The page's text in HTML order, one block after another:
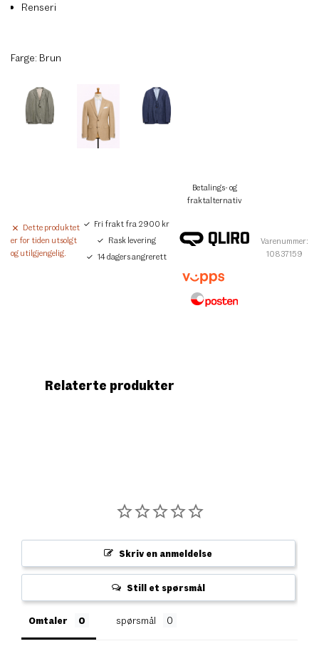
Renseri
Farge: Brun
Dette produktet
er for tiden utsolgt
og utilgjengelig.
Fri frakt fra 2900 kr
Rask levering
14 dagers angrerett
Betalings- og
fraktalternativ
Varenummer:
10837159
Relaterte produkter
Skriv en anmeldelse
Still et spørsmål
Omtaler spørsmål